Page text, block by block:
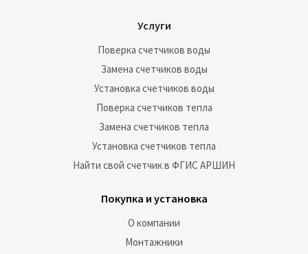
Услуги
Поверка счетчиков воды
Замена счетчиков воды
Установка счетчиков воды
Поверка счетчиков тепла
Замена счетчиков тепла
Установка счетчиков тепла
Найти свой счетчик в ФГИС АРШИН
Покупка и установка
О компании
Монтажники